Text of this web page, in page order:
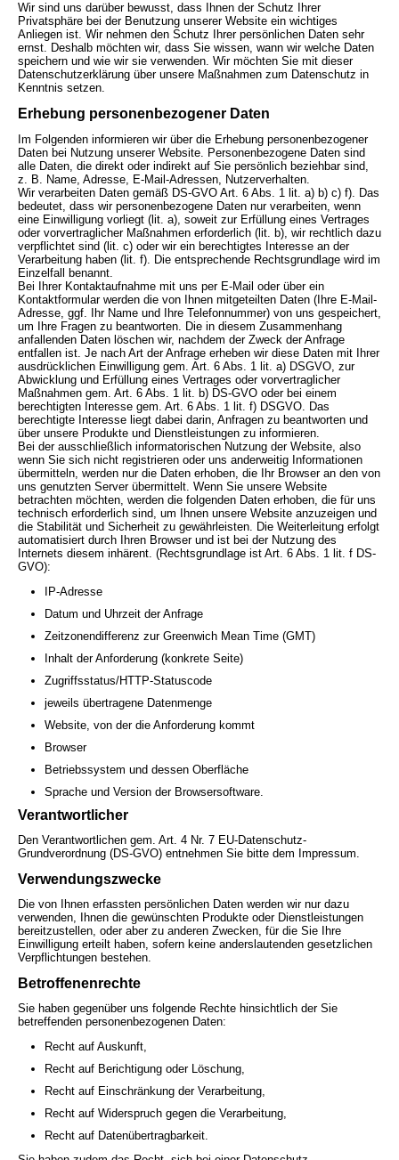
Wir sind uns darüber bewusst, dass Ihnen der Schutz Ihrer
Privatsphäre bei der Benutzung unserer Website ein wichtiges
Anliegen ist. Wir nehmen den Schutz Ihrer persönlichen Daten sehr
ernst. Deshalb möchten wir, dass Sie wissen, wann wir welche Daten
speichern und wie wir sie verwenden. Wir möchten Sie mit dieser
Datenschutzerklärung über unsere Maßnahmen zum Datenschutz in
Kenntnis setzen.
Erhebung personenbezogener Daten
Im Folgenden informieren wir über die Erhebung personenbezogener
Daten bei Nutzung unserer Website. Personenbezogene Daten sind
alle Daten, die direkt oder indirekt auf Sie persönlich beziehbar sind,
z. B. Name, Adresse, E-Mail-Adressen, Nutzerverhalten.
Wir verarbeiten Daten gemäß DS-GVO Art. 6 Abs. 1 lit. a) b) c) f). Das
bedeutet, dass wir personenbezogene Daten nur verarbeiten, wenn
eine Einwilligung vorliegt (lit. a), soweit zur Erfüllung eines Vertrages
oder vorvertraglicher Maßnahmen erforderlich (lit. b), wir rechtlich dazu
verpflichtet sind (lit. c) oder wir ein berechtigtes Interesse an der
Verarbeitung haben (lit. f). Die entsprechende Rechtsgrundlage wird im
Einzelfall benannt.
Bei Ihrer Kontaktaufnahme mit uns per E-Mail oder über ein
Kontaktformular werden die von Ihnen mitgeteilten Daten (Ihre E-Mail-
Adresse, ggf. Ihr Name und Ihre Telefonnummer) von uns gespeichert,
um Ihre Fragen zu beantworten. Die in diesem Zusammenhang
anfallenden Daten löschen wir, nachdem der Zweck der Anfrage
entfallen ist. Je nach Art der Anfrage erheben wir diese Daten mit Ihrer
ausdrücklichen Einwilligung gem. Art. 6 Abs. 1 lit. a) DSGVO, zur
Abwicklung und Erfüllung eines Vertrages oder vorvertraglicher
Maßnahmen gem. Art. 6 Abs. 1 lit. b) DS-GVO oder bei einem
berechtigten Interesse gem. Art. 6 Abs. 1 lit. f) DSGVO. Das
berechtigte Interesse liegt dabei darin, Anfragen zu beantworten und
über unsere Produkte und Dienstleistungen zu informieren.
Bei der ausschließlich informatorischen Nutzung der Website, also
wenn Sie sich nicht registrieren oder uns anderweitig Informationen
übermitteln, werden nur die Daten erhoben, die Ihr Browser an den von
uns genutzten Server übermittelt. Wenn Sie unsere Website
betrachten möchten, werden die folgenden Daten erhoben, die für uns
technisch erforderlich sind, um Ihnen unsere Website anzuzeigen und
die Stabilität und Sicherheit zu gewährleisten. Die Weiterleitung erfolgt
automatisiert durch Ihren Browser und ist bei der Nutzung des
Internets diesem inhärent. (Rechtsgrundlage ist Art. 6 Abs. 1 lit. f DS-
GVO):
IP-Adresse
Datum und Uhrzeit der Anfrage
Zeitzonendifferenz zur Greenwich Mean Time (GMT)
Inhalt der Anforderung (konkrete Seite)
Zugriffsstatus/HTTP-Statuscode
jeweils übertragene Datenmenge
Website, von der die Anforderung kommt
Browser
Betriebssystem und dessen Oberfläche
Sprache und Version der Browsersoftware.
Verantwortlicher
Den Verantwortlichen gem. Art. 4 Nr. 7 EU-Datenschutz-
Grundverordnung (DS-GVO) entnehmen Sie bitte dem Impressum.
Verwendungszwecke
Die von Ihnen erfassten persönlichen Daten werden wir nur dazu
verwenden, Ihnen die gewünschten Produkte oder Dienstleistungen
bereitzustellen, oder aber zu anderen Zwecken, für die Sie Ihre
Einwilligung erteilt haben, sofern keine anderslautenden gesetzlichen
Verpflichtungen bestehen.
Betroffenenrechte
Sie haben gegenüber uns folgende Rechte hinsichtlich der Sie
betreffenden personenbezogenen Daten:
Recht auf Auskunft,
Recht auf Berichtigung oder Löschung,
Recht auf Einschränkung der Verarbeitung,
Recht auf Widerspruch gegen die Verarbeitung,
Recht auf Datenübertragbarkeit.